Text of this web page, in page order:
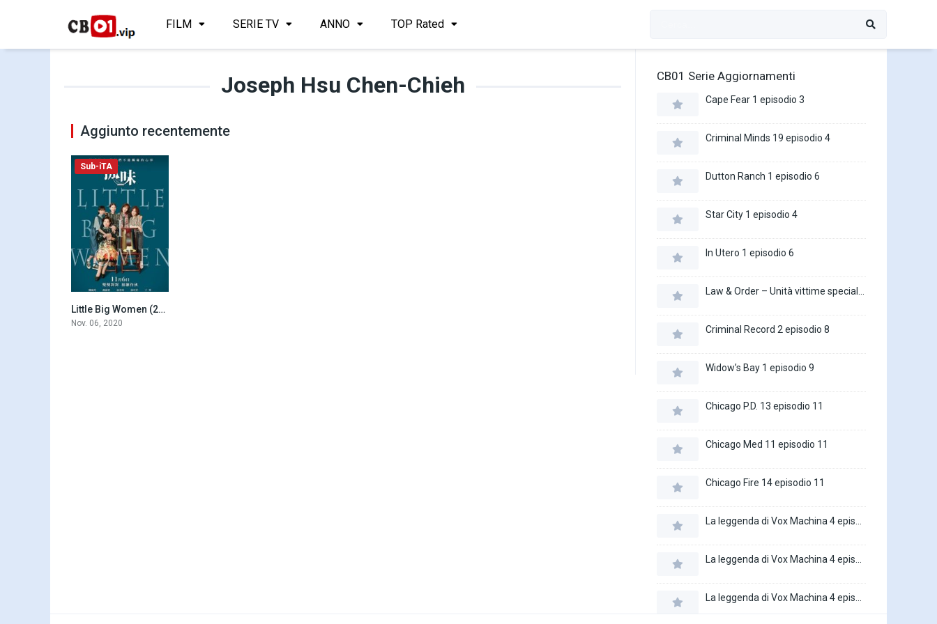
FILM SERIE TV ANNO TOP Rated
Joseph Hsu Chen-Chieh
Aggiunto recentemente
7.7
Sub-iTA
Little Big Women (2020)
Nov. 06, 2020
CB01 Serie Aggiornamenti
Cape Fear 1 episodio 3
Criminal Minds 19 episodio 4
Dutton Ranch 1 episodio 6
Star City 1 episodio 4
In Utero 1 episodio 6
Criminal Record 2 episodio 8
Widow’s Bay 1 episodio 9
Chicago P.D. 13 episodio 11
Chicago Med 11 episodio 11
Chicago Fire 14 episodio 11